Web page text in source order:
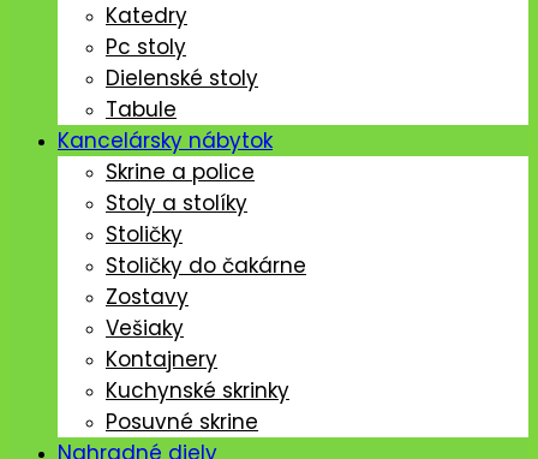
Katedry
Pc stoly
Dielenské stoly
Tabule
Kancelársky nábytok
Skrine a police
Stoly a stolíky
Stoličky
Stoličky do čakárne
Zostavy
Vešiaky
Kontajnery
Kuchynské skrinky
Posuvné skrine
Nahradné diely